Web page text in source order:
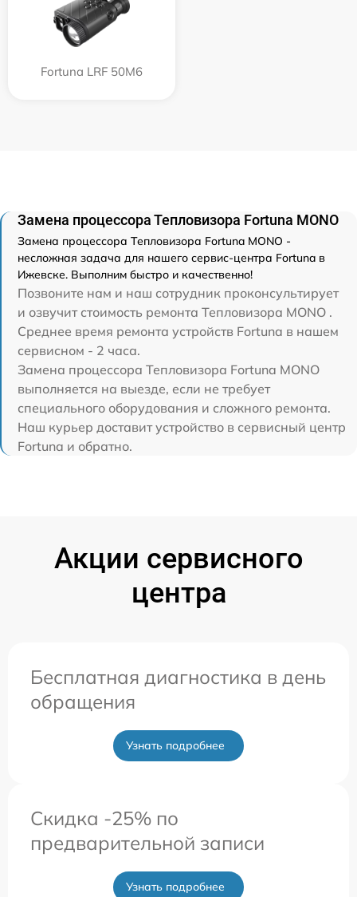
Fortuna LRF 50M6
Замена процессора Тепловизора Fortuna MONO
Замена процессора Тепловизора Fortuna MONO -
несложная задача для нашего сервис-центра Fortuna в
Ижевске. Выполним быстро и качественно!
Позвоните нам и наш сотрудник проконсультирует
и озвучит стоимость ремонта Тепловизора MONO .
Среднее время ремонта устройств Fortuna в нашем
сервисном - 2 часа.
Замена процессора Тепловизора Fortuna MONO
выполняется на выезде, если не требует
специального оборудования и сложного ремонта.
Наш курьер доставит устройство в сервисный центр
Fortuna и обратно.
Акции сервисного
центра
Бесплатная диагностика в день
обращения
Узнать подробнее
Скидка -25% по
предварительной записи
Узнать подробнее